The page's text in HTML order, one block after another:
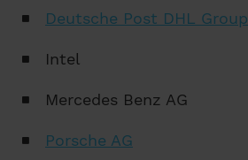
Deutsche Post DHL Group
Intel
Mercedes Benz AG
Porsche AG